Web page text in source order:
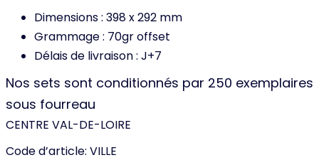
Dimensions : 398 x 292 mm
Grammage : 70gr offset
Délais de livraison : J+7
Nos sets sont conditionnés par 250 exemplaires
sous fourreau
CENTRE VAL-DE-LOIRE
Code d’article: VILLE